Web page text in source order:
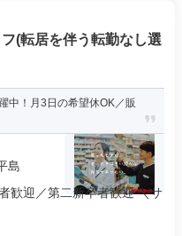
(転居を伴う転勤なし選
中！月3日の希望休OK／販
島
歓迎／第二新卒者歓迎 ＼サ